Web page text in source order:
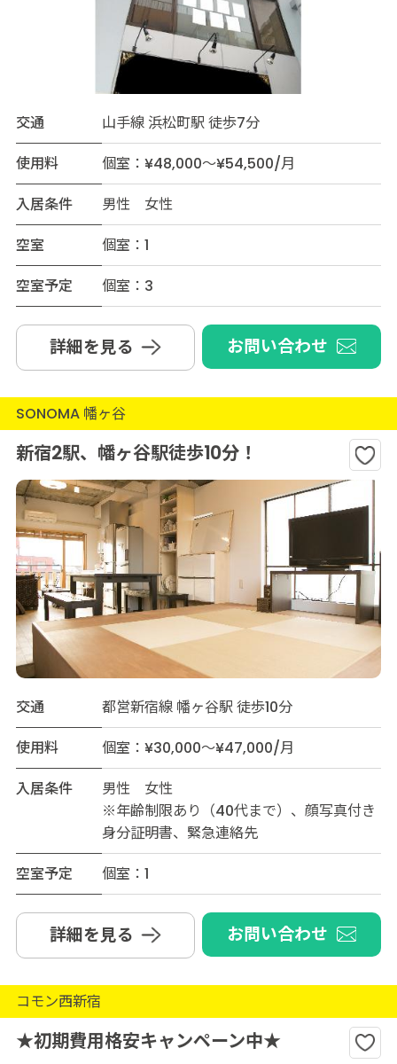
交通
山手線 浜松町駅 徒歩7分
使用料
個室：¥48,000～¥54,500/月
入居条件
男性 女性
空室
個室：1
空室予定
個室：3
詳細を見る お問い合わせ
SONOMA 幡ヶ谷
新宿2駅、幡ヶ谷駅徒歩10分！
交通
都営新宿線 幡ヶ谷駅 徒歩10分
使用料
個室：¥30,000～¥47,000/月
入居条件
男性 女性
※年齢制限あり（40代まで）、顔写真付き
身分証明書、緊急連絡先
空室予定
個室：1
詳細を見る お問い合わせ
コモン西新宿
★初期費用格安キャンペーン中★